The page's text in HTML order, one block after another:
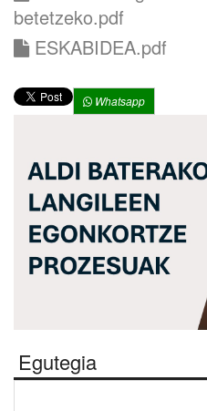
betetzeko.pdf
ESKABIDEA.pdf
Whatsapp
Egutegia